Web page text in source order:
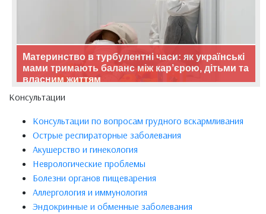
Материнство в турбулентні часи: як українські
мами тримають баланс між кар’єрою, дітьми та
власним життям
Консультации
Консультации по вопросам грудного вскармливания
Острые респираторные заболевания
Акушерство и гинекология
Неврологические проблемы
Болезни органов пищеварения
Аллергология и иммунология
Эндокринные и обменные заболевания